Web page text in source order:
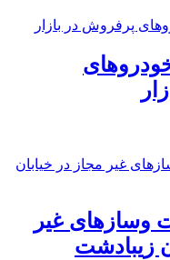
وسازهای غیر
زیبادشت